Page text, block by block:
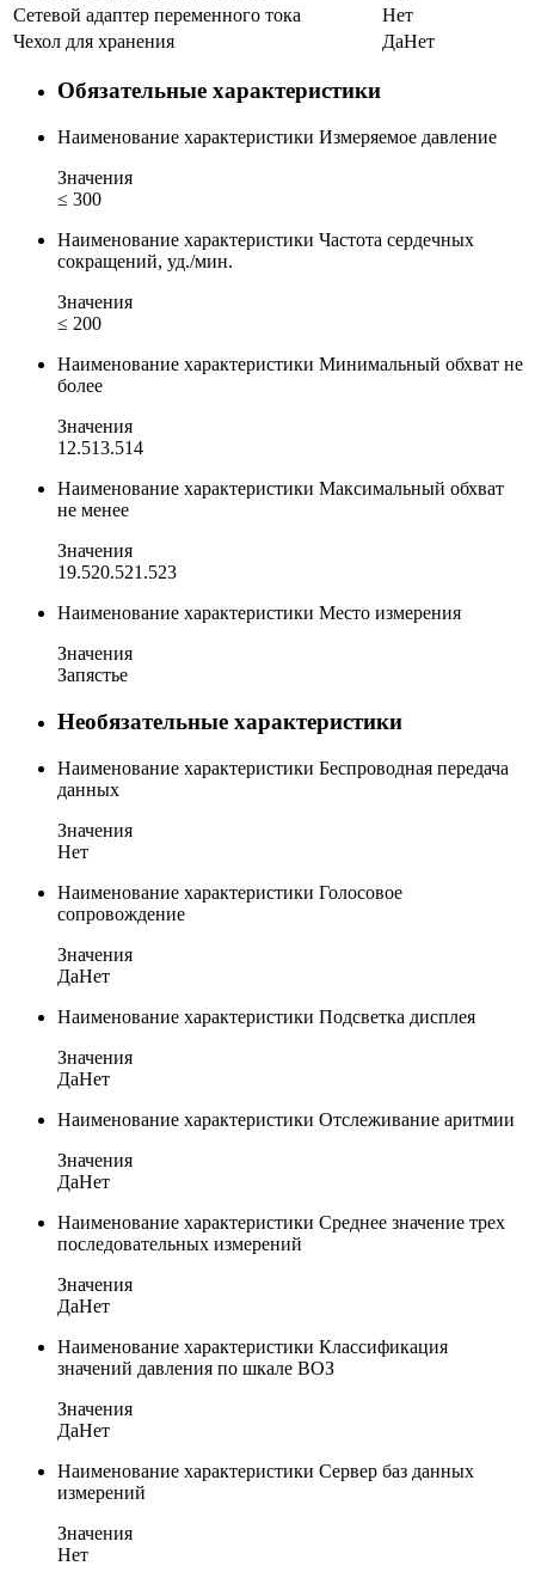
Сетевой адаптер переменного тока
Нет
Чехол для хранения
ДаНет
Обязательные характеристики
Наименование характеристики Измеряемое давление
Значения
≤ 300
Наименование характеристики Частота сердечных
сокращений, уд./мин.
Значения
≤ 200
Наименование характеристики Минимальный обхват не
более
Значения
12.513.514
Наименование характеристики Максимальный обхват
не менее
Значения
19.520.521.523
Наименование характеристики Место измерения
Значения
Запястье
Необязательные характеристики
Наименование характеристики Беспроводная передача
данных
Значения
Нет
Наименование характеристики Голосовое
сопровождение
Значения
ДаНет
Наименование характеристики Подсветка дисплея
Значения
ДаНет
Наименование характеристики Отслеживание аритмии
Значения
ДаНет
Наименование характеристики Среднее значение трех
последовательных измерений
Значения
ДаНет
Наименование характеристики Классификация
значений давления по шкале ВОЗ
Значения
ДаНет
Наименование характеристики Сервер баз данных
измерений
Значения
Нет